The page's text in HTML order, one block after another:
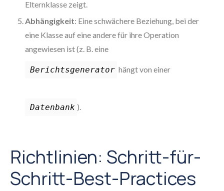
Elternklasse zeigt.
Abhängigkeit: Eine schwächere Beziehung, bei der
eine Klasse auf eine andere für ihre Operation
angewiesen ist (z. B. eine
Berichtsgenerator hängt von einer
Datenbank ).
Richtlinien: Schritt-für-
Schritt-Best-Practices